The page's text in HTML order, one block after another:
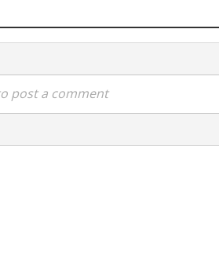
post a comment